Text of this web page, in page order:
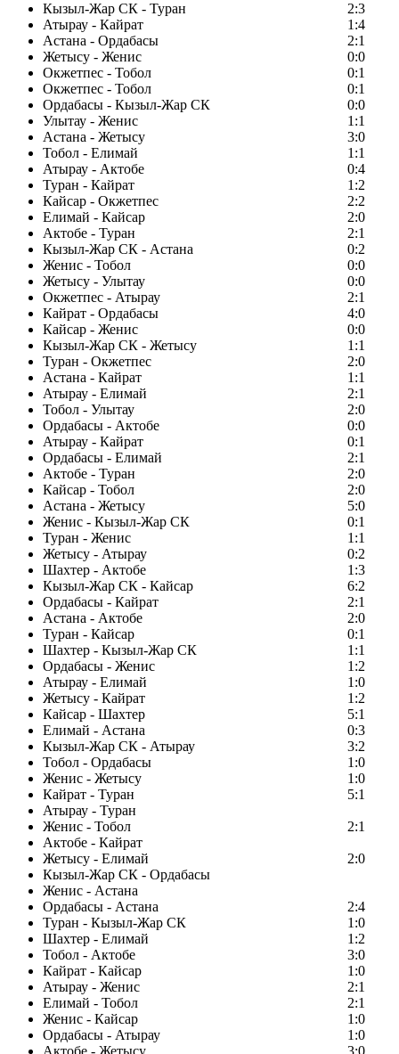
Кызыл-Жар СК - Туран
2:3
Атырау - Кайрат
1:4
Астана - Ордабасы
2:1
Жетысу - Женис
0:0
Окжетпес - Тобол
0:1
Окжетпес - Тобол
0:1
Ордабасы - Кызыл-Жар СК
0:0
Улытау - Женис
1:1
Астана - Жетысу
3:0
Тобол - Елимай
1:1
Атырау - Актобе
0:4
Туран - Кайрат
1:2
Кайсар - Окжетпес
2:2
Елимай - Кайсар
2:0
Актобе - Туран
2:1
Кызыл-Жар СК - Астана
0:2
Женис - Тобол
0:0
Жетысу - Улытау
0:0
Окжетпес - Атырау
2:1
Кайрат - Ордабасы
4:0
Кайсар - Женис
0:0
Кызыл-Жар СК - Жетысу
1:1
Туран - Окжетпес
2:0
Астана - Кайрат
1:1
Атырау - Елимай
2:1
Тобол - Улытау
2:0
Ордабасы - Актобе
0:0
Атырау - Кайрат
0:1
Ордабасы - Елимай
2:1
Актобе - Туран
2:0
Кайсар - Тобол
2:0
Астана - Жетысу
5:0
Женис - Кызыл-Жар СК
0:1
Туран - Женис
1:1
Жетысу - Атырау
0:2
Шахтер - Актобе
1:3
Кызыл-Жар СК - Кайсар
6:2
Ордабасы - Кайрат
2:1
Астана - Актобе
2:0
Туран - Кайсар
0:1
Шахтер - Кызыл-Жар СК
1:1
Ордабасы - Женис
1:2
Атырау - Елимай
1:0
Жетысу - Кайрат
1:2
Кайсар - Шахтер
5:1
Елимай - Астана
0:3
Кызыл-Жар СК - Атырау
3:2
Тобол - Ордабасы
1:0
Женис - Жетысу
1:0
Кайрат - Туран
5:1
Атырау - Туран
Женис - Тобол
2:1
Актобе - Кайрат
Жетысу - Елимай
2:0
Кызыл-Жар СК - Ордабасы
Женис - Астана
Ордабасы - Астана
2:4
Туран - Кызыл-Жар СК
1:0
Шахтер - Елимай
1:2
Тобол - Актобе
3:0
Кайрат - Кайсар
1:0
Атырау - Женис
2:1
Елимай - Тобол
2:1
Женис - Кайсар
1:0
Ордабасы - Атырау
1:0